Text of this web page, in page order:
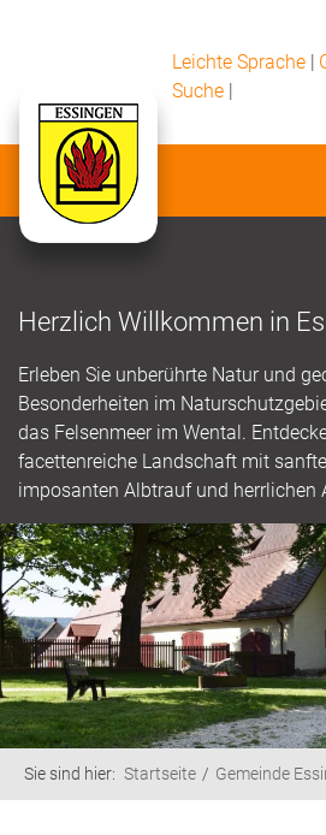
Leichte Sprache |
Suche |
Herzlich Willkommen in
Erleben Sie unberührte Natur und
Besonderheiten im
das Felsenmeer im Wental.
facettenreiche Landschaft mit
imposanten Albtrauf und herrlichen
Sie sind hier: Startseite Gemeinde